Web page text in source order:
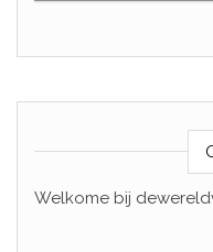
Welkome bij